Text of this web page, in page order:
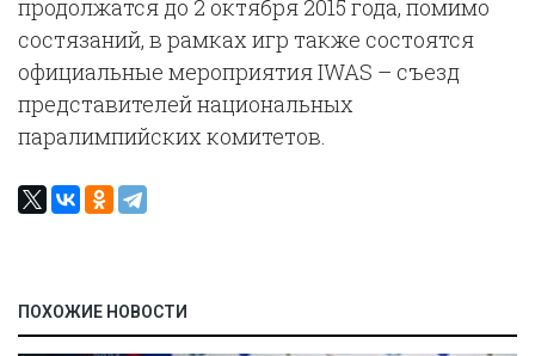
продолжатся до 2 октября 2015 года, помимо
состязаний, в рамках игр также состоятся
официальные мероприятия IWAS – съезд
представителей национальных
паралимпийских комитетов.
ПОХОЖИЕ НОВОСТИ